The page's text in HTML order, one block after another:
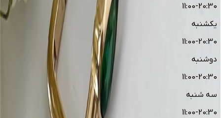
11:00-20:30
یکشنبه
11:00-20:30
دوشنبه
11:00-20:30
سه شنبه
11:00-20:30